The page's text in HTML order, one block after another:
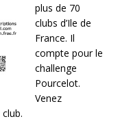
plus de 70
clubs d’Ile de
France. Il
compte pour le
challenge
Pourcelot.
Venez